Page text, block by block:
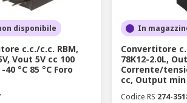
disponibile
c.c./c.c. RBM,
Vout 5V cc 100
°C 85 °C Foro
In
Convertitore
78K12-2.0L,
Corrente/
cc, Output min
Codice RS 274-